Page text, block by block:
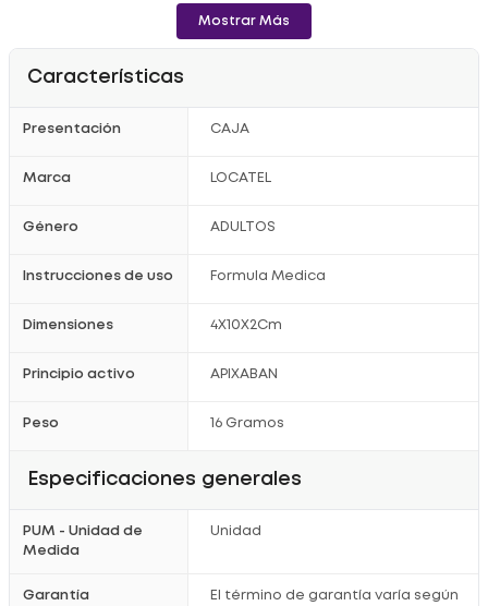
Mostrar Más
Características
Presentación CAJA
Marca LOCATEL
Género ADULTOS
Instrucciones de uso Formula Medica
Dimensiones 4X10X2Cm
Principio activo APIXABAN
Peso 16 Gramos
Especificaciones generales
PUM - Unidad de
Medida
Unidad
Garantía
El término de garantía varía según